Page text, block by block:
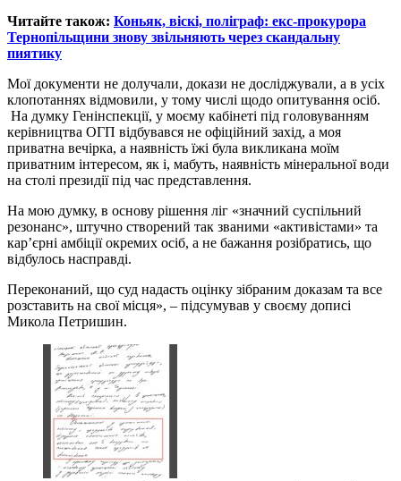
Читайте також: Коньяк, віскі, поліграф: екс-прокурора
Тернопільщини знову звільняють через скандальну
пиятику
Мої документи не долучали, докази не досліджували, а в усіх
клопотаннях відмовили, у тому числі щодо опитування осіб.
На думку Генінспекції, у моєму кабінеті під головуванням
керівництва ОГП відбувався не офіційний захід, а моя
приватна вечірка, а наявність їжі була викликана моїм
приватним інтересом, як і, мабуть, наявність мінеральної води
на столі президії під час представлення.
На мою думку, в основу рішення ліг «значний суспільний
резонанс», штучно створений так званими «активістами» та
кар’єрні амбіції окремих осіб, а не бажання розібратись, що
відбулось насправді.
Переконаний, що суд надасть оцінку зібраним доказам та все
розставить на свої місця», – підсумував у своєму дописі
Микола Петришин.